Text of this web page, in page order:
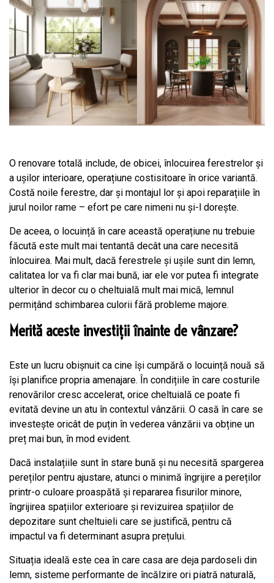
O renovare totală include, de obicei, înlocuirea ferestrelor și
a ușilor interioare, operațiune costisitoare în orice variantă.
Costă noile ferestre, dar și montajul lor și apoi reparațiile în
jurul noilor rame – efort pe care nimeni nu și-l dorește.
De aceea, o locuință în care această operațiune nu trebuie
făcută este mult mai tentantă decât una care necesită
înlocuirea. Mai mult, dacă ferestrele și ușile sunt din lemn,
calitatea lor va fi clar mai bună, iar ele vor putea fi integrate
ulterior în decor cu o cheltuială mult mai mică, lemnul
permițând schimbarea culorii fără probleme majore.
Merită aceste investiții înainte de vânzare?
Este un lucru obișnuit ca cine își cumpără o locuință nouă să
își planifice propria amenajare. În condițiile în care costurile
renovărilor cresc accelerat, orice cheltuială ce poate fi
evitată devine un atu în contextul vânzării. O casă în care se
investește oricât de puțin în vederea vânzării va obține un
preț mai bun, în mod evident.
Dacă instalațiile sunt în stare bună și nu necesită spargerea
pereților pentru ajustare, atunci o minimă îngrijire a pereților
printr-o culoare proaspătă și repararea fisurilor minore,
îngrijirea spațiilor exterioare și revizuirea spațiilor de
depozitare sunt cheltuieli care se justifică, pentru că
impactul va fi determinant asupra prețului.
Situația ideală este cea în care casa are deja pardoseli din
lemn, sisteme performante de încălzire ori piatră naturală,